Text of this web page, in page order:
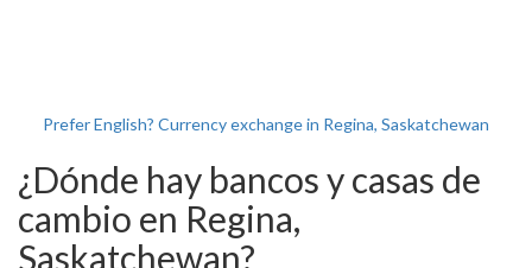
Prefer English? Currency exchange in Regina, Saskatchewan
¿Dónde hay bancos y casas de
cambio en Regina,
Saskatchewan?